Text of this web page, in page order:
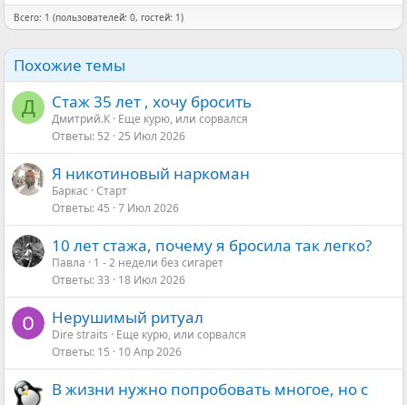
Всего: 1 (пользователей: 0, гостей: 1)
Похожие темы
Д Стаж 35 лет , хочу бросить
Дмитрий.К Еще курю, или сорвался
Ответы 52 25 Июл 2026
Я никотиновый наркоман
Баркас Старт
Ответы 45 7 Июл 2026
10 лет стажа, почему я бросила так легко?
Павла
1 - 2 недели без сигарет
Ответы 33 18 Июл 2026
Нерушимый ритуал
Dire straits
Еще курю, или сорвался
Ответы 15 10 Апр 2026
В жизни нужно попробовать многое, но с